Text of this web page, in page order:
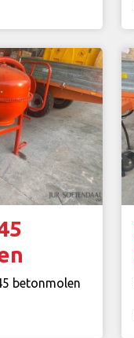
betonmolen